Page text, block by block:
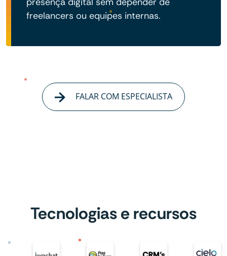
freelancers ou equipes internas.
FALAR COM ESPECIALISTA
Tecnologias e recursos